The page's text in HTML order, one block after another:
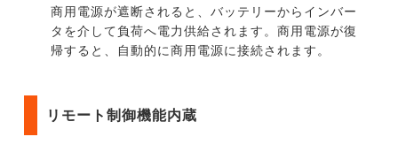
商用電源が遮断されると、バッテリーからインバー
タを介して負荷へ電力供給されます。商用電源が復
帰すると、自動的に商用電源に接続されます。
リモート制御機能内蔵